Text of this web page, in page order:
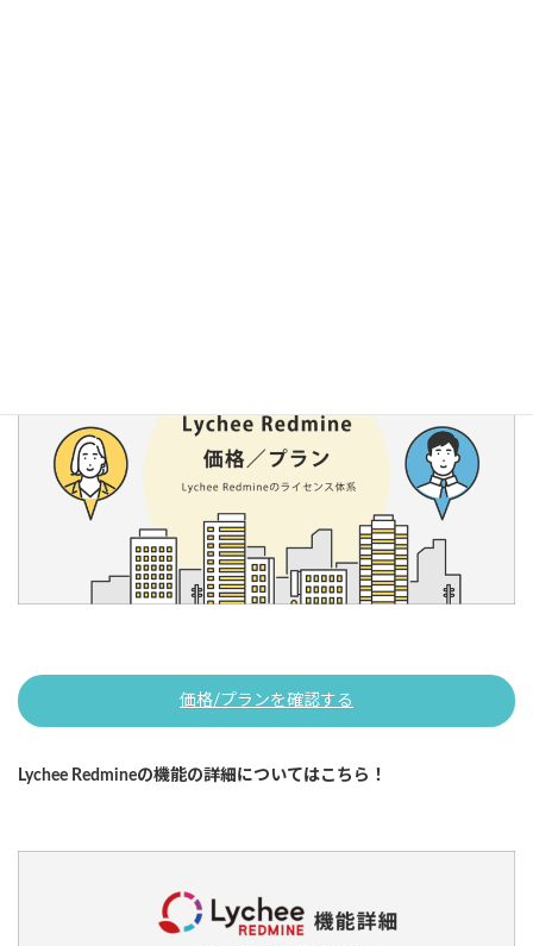
価格/プランを確認する
Lychee Redmineの機能の詳細についてはこちら！